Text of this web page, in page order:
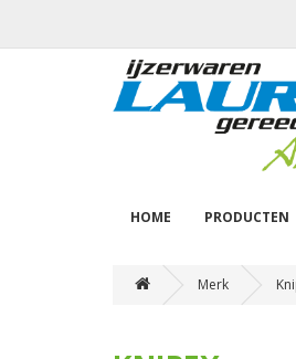
HOME PRODUCTEN
Merk